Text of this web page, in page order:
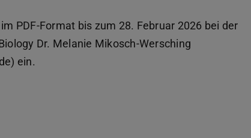
PDF-Format bis zum 28. Februar 2026 bei der
Dr. Melanie Mikosch-Wersching
ein.